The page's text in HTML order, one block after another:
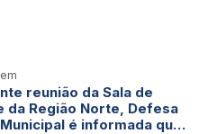
reunião da Sala de
da Região Norte, Defesa
é informada que